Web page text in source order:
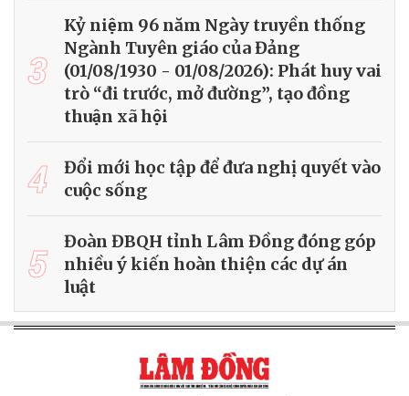
3
Kỷ niệm 96 năm Ngày truyền thống
Ngành Tuyên giáo của Đảng
(01/08/1930 - 01/08/2026): Phát huy vai
trò “đi trước, mở đường”, tạo đồng
thuận xã hội
4
Đổi mới học tập để đưa nghị quyết vào
cuộc sống
5
Đoàn ĐBQH tỉnh Lâm Đồng đóng góp
nhiều ý kiến hoàn thiện các dự án
luật